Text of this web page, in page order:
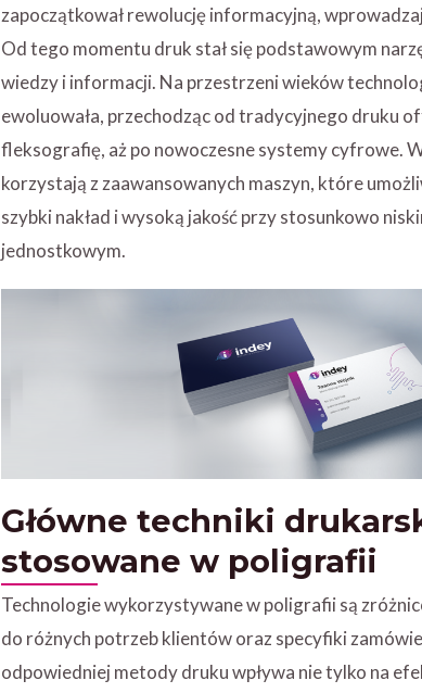
zapoczątkował rewolucję informacyjną,
Od tego momentu druk stał się podstawowym
wiedzy i informacji. Na przestrzeni wieków
ewoluowała, przechodząc od tradycyjnego druku
fleksografię, aż po nowoczesne systemy cyfrowe.
korzystają z zaawansowanych maszyn, które
szybki nakład i wysoką jakość przy stosunkowo
jednostkowym.
Główne techniki
stosowane w poligrafii
Technologie wykorzystywane w poligrafii są
do różnych potrzeb klientów oraz specyfiki
odpowiedniej metody druku wpływa nie tylko na